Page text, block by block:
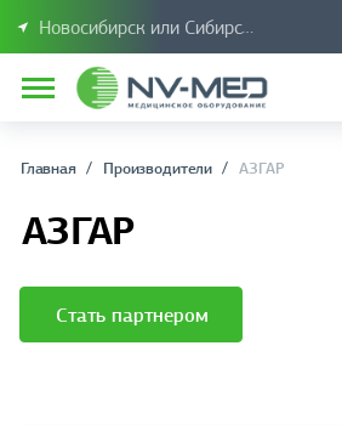
Новосибирск или Сибирский
Главная Производители АЗГАР
АЗГАР
Стать партнером